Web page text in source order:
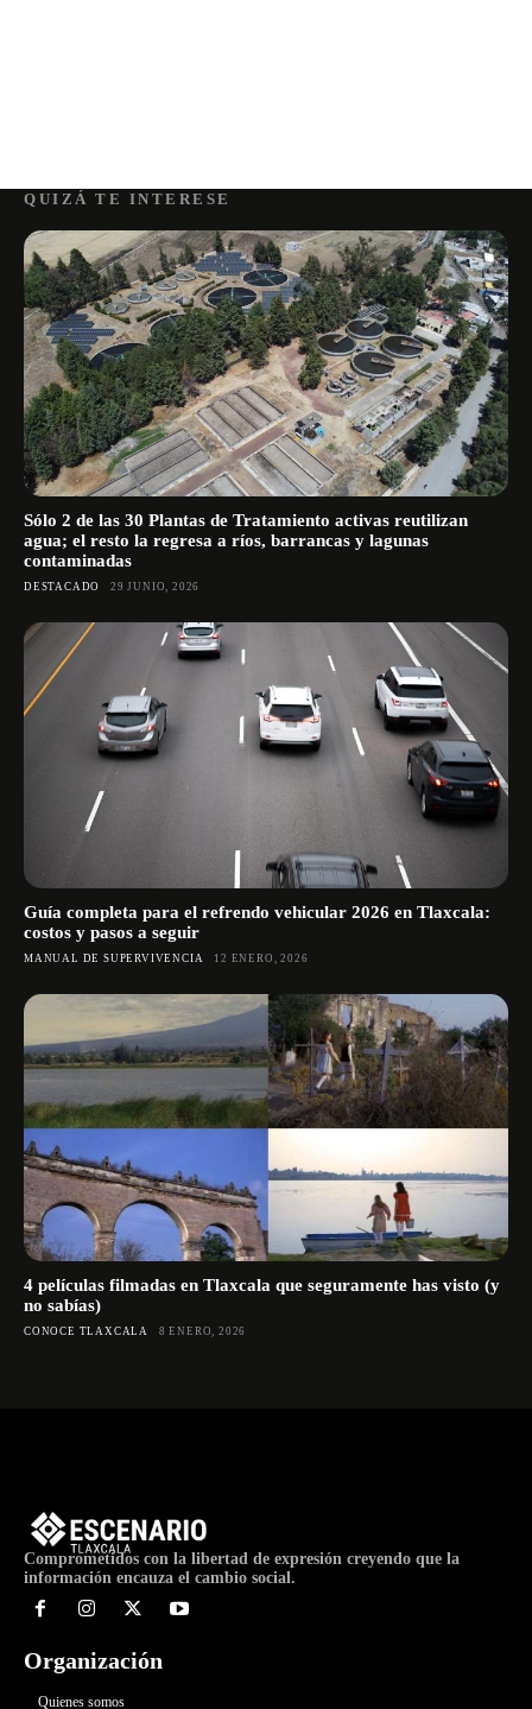
QUIZÁ TE INTERESE
Sólo 2 de las 30 Plantas de Tratamiento activas reutilizan
agua; el resto la regresa a ríos, barrancas y lagunas
contaminadas
DESTACADO 29 JUNIO, 2026
Guía completa para el refrendo vehicular 2026 en Tlaxcala:
costos y pasos a seguir
MANUAL DE SUPERVIVENCIA 12 ENERO, 2026
4 películas filmadas en Tlaxcala que seguramente has visto (y
no sabías)
CONOCE TLAXCALA 8 ENERO, 2026
Comprometidos con la libertad de expresión creyendo que la
información encauza el cambio social.
Organización
Quienes somos